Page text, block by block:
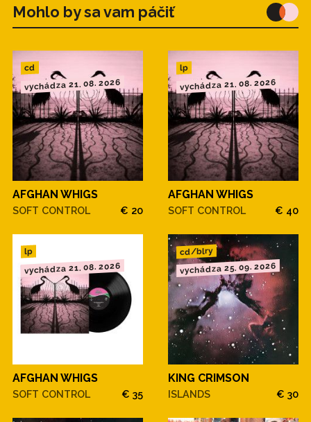
Mohlo by sa vam páčiť
cd
vychádza 21. 08. 2026
AFGHAN WHIGS
SOFT CONTROL € 20
lp
vychádza 21. 08. 2026
AFGHAN WHIGS
SOFT CONTROL € 40
lp
vychádza 21. 08. 2026
AFGHAN WHIGS
SOFT CONTROL € 35
cd/blry
vychádza 25. 09. 2026
KING CRIMSON
ISLANDS € 30